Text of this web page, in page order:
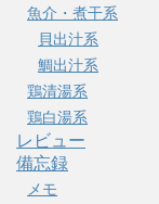
魚介・煮干系
貝出汁系
鯛出汁系
鶏清湯系
鶏白湯系
レビュー
備忘録
メモ